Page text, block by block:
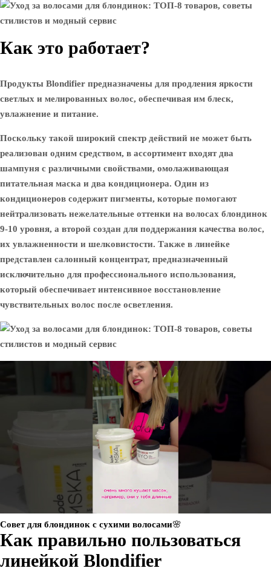
Как это работает?
Продукты Blondifier предназначены для продления яркости
светлых и мелированных волос, обеспечивая им блеск,
увлажнение и питание.
Поскольку такой широкий спектр действий не может быть
реализован одним средством, в ассортимент входят два
шампуня с различными свойствами, омолаживающая
питательная маска и два кондиционера. Один из
кондиционеров содержит пигменты, которые помогают
нейтрализовать нежелательные оттенки на волосах блондинок
9-10 уровня, а второй создан для поддержания качества волос,
их увлажненности и шелковистости. Также в линейке
представлен салонный концентрат, предназначенный
исключительно для профессионального использования,
который обеспечивает интенсивное восстановление
чувствительных волос после осветления.
Совет для блондинок с сухими волосами🌸
Как правильно пользоваться
линейкой Blondifier